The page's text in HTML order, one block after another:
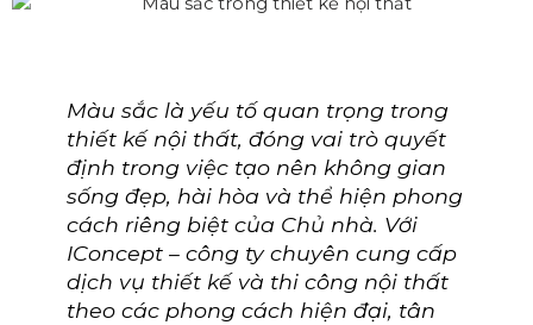
Màu sắc là yếu tố quan trọng trong
thiết kế nội thất, đóng vai trò quyết
định trong việc tạo nên không gian
sống đẹp, hài hòa và thể hiện phong
cách riêng biệt của Chủ nhà. Với
IConcept – công ty chuyên cung cấp
dịch vụ thiết kế và thi công nội thất
theo các phong cách hiện đại, tân